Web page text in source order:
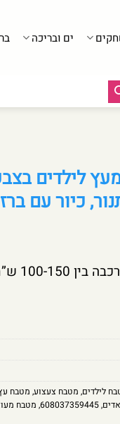
ים ובריכה
לילדים
כיור עם
אור עקיבא בלבד!
לילדים, מטבח צעצוע, מטבח
,
608037359445
, מטבח